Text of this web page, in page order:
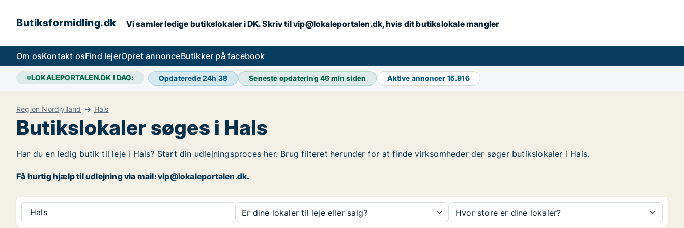
Butiksformidling.dk Vi samler ledige butikslokaler i DK. Skriv til vip@lokaleportalen.dk, hvis dit butikslokale mangler
Om osKontakt osFind lejerOpret annonceButikker på facebook
LOKALEPORTALEN.DK I DAG: Opdaterede 24h 38 Seneste opdatering46 min siden Aktive annoncer 15.916
Region Nordjylland Hals
Butikslokaler søges i Hals
Har du en ledig butik til leje i Hals? Start din udlejningsproces her. Brug filteret herunder for at finde virksomheder der søger butikslokaler i Hals.
Få hurtig hjælp til udlejning via mail:vip@lokaleportalen.dk.
Hals Er dine lokaler til leje eller salg? Hvor store er dine lokaler?